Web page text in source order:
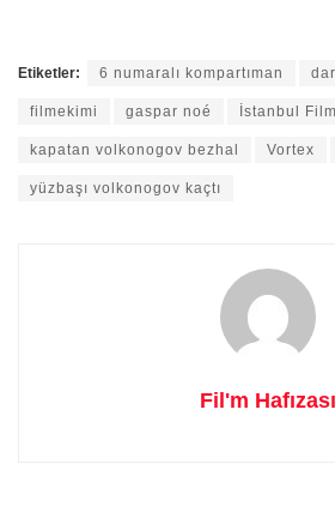
Etiketler: 6 numaralı kompartıman
filmekimi gaspar noé İstanbul
kapatan volkonogov bezhal Vortex
yüzbaşı volkonogov kaçtı
Fil'm Hafızası